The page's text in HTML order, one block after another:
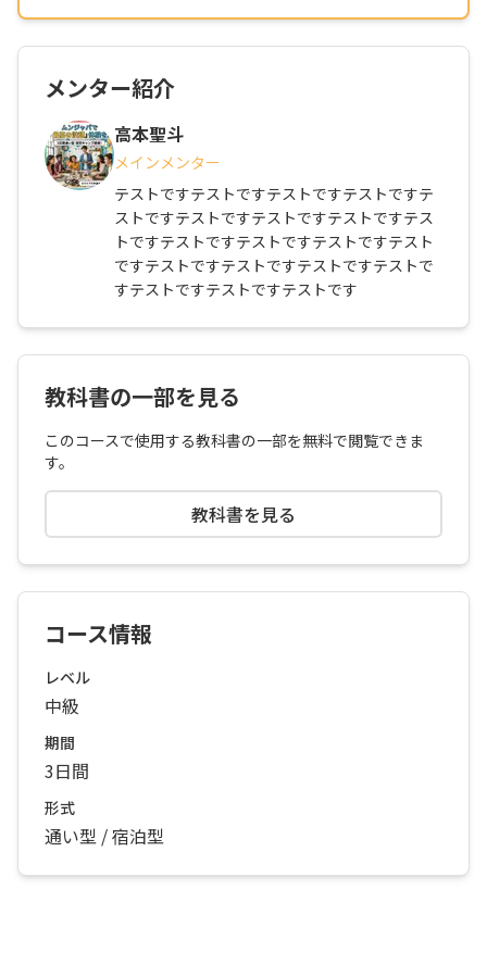
メンター紹介
高本聖斗
メインメンター
テストですテストですテストですテストですテ
ストですテストですテストですテストですテス
トですテストですテストですテストですテスト
ですテストですテストですテストですテストで
すテストですテストですテストです
教科書の一部を見る
このコースで使用する教科書の一部を無料で閲覧できま
す。
教科書を見る
コース情報
レベル
中級
期間
3日間
形式
通い型 / 宿泊型